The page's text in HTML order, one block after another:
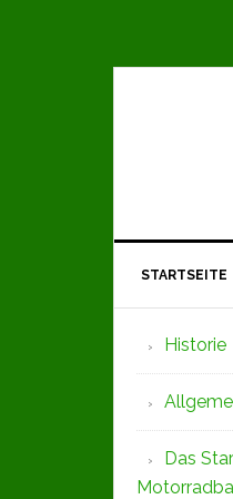
STARTSEITE
Historie
Das